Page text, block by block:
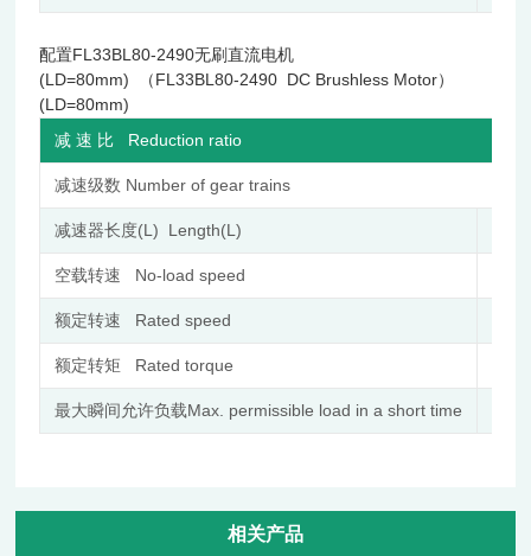
配置FL33BL80-2490无刷直流电机
(LD=80mm) （FL33BL80-2490 DC Brushless Motor）
(LD=80mm)
减 速 比 Reduction ratio
减速级数 Number of gear trains
减速器长度(L) Length(L)
空载转速 No-load speed
额定转速 Rated speed
额定转矩 Rated torque
最大瞬间允许负载Max. permissible load in a short time
相关产品